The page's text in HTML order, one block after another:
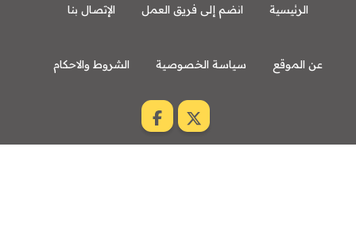
الرئيسية انضم إلى فريق العمل الإتصال بنا
عن الموقع سياسة الخصوصية الشروط والاحكام